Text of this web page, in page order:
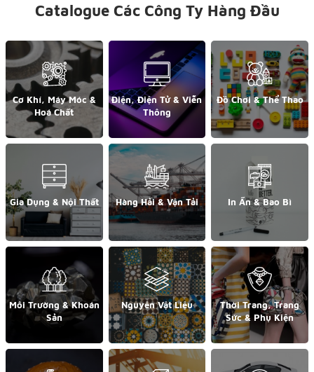
Catalogue Các Công Ty Hàng Đầu
Cơ Khí, Máy Móc &
Hoá Chất
Điện, Điện Tử & Viễn
Thông
Đồ Chơi & Thể Thao
Gia Dụng & Nội Thất Hàng Hải & Vận Tải In Ấn & Bao Bì
Môi Trường & Khoán
Sản
Nguyên Vật Liệu
Thời Trang, Trang
Sức & Phụ Kiện